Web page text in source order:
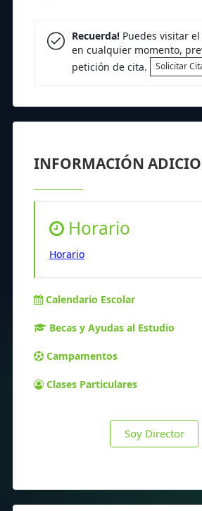
Recuerda!Puedes visitar
en cualquier momento,
petición de cita.
Solicitar
INFORMACIÓN
Horario
Horario
Calendario Escolar
Becas y Ayudas al Estudio
Campamentos
Clases Particulares
Soy Director